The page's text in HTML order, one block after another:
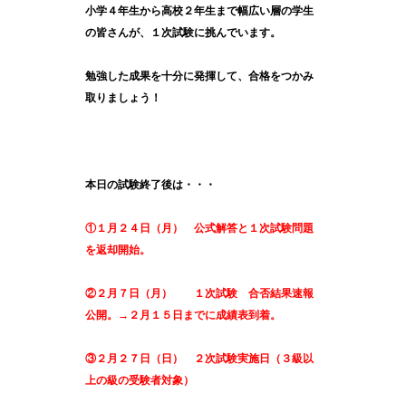
小学４年生から高校２年生まで幅広い層の学生
の皆さんが、１次試験に挑んでいます。
勉強した成果を十分に発揮して、合格をつかみ
取りましょう！
本日の試験終了後は・・・
①１月２４日（月） 公式解答と１次試験問題
を返却開始。
②２月７日（月） １次試験 合否結果速報
公開。→２月１５日までに成績表到着。
③２月２７日（日） ２次試験実施日（３級以
上の級の受験者対象）